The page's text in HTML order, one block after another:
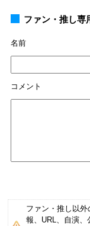
ファン・推し専
名前
コメント
ファン・推し以
報、URL、自演